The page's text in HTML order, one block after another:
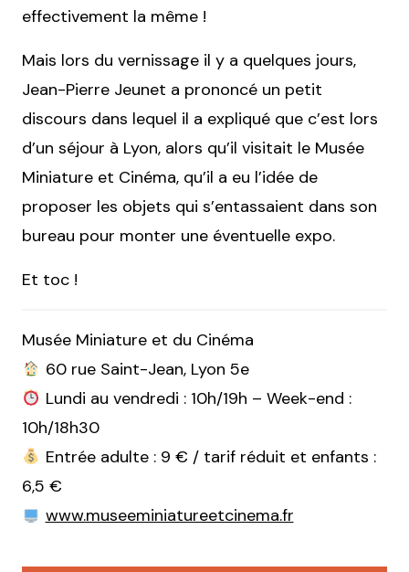
effectivement la même !
Mais lors du vernissage il y a quelques jours,
Jean-Pierre Jeunet a prononcé un petit
discours dans lequel il a expliqué que c’est lors
d’un séjour à Lyon, alors qu’il visitait le Musée
Miniature et Cinéma, qu’il a eu l’idée de
proposer les objets qui s’entassaient dans son
bureau pour monter une éventuelle expo.
Et toc !
Musée Miniature et du Cinéma
60 rue Saint-Jean, Lyon 5e
Lundi au vendredi : 10h/19h – Week-end :
10h/18h30
Entrée adulte : 9 € / tarif réduit et enfants :
6,5 €
www.museeminiatureetcinema.fr